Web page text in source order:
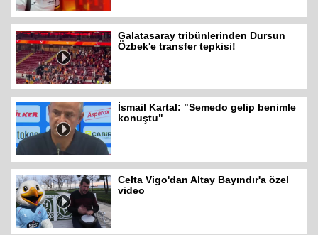
Galatasaray tribünlerinden Dursun
Özbek'e transfer tepkisi!
İsmail Kartal: "Semedo gelip benimle
konuştu"
Celta Vigo'dan Altay Bayındır'a özel
video